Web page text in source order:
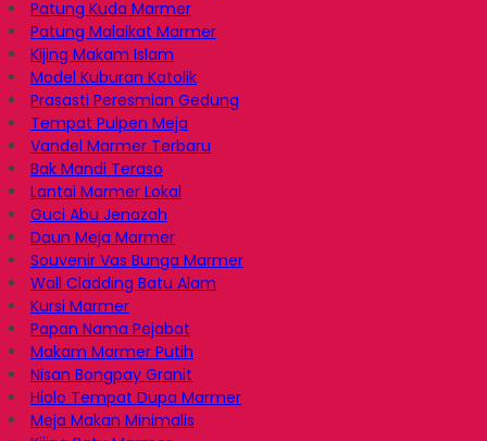
Patung Kuda Marmer
Patung Malaikat Marmer
Kijing Makam Islam
Model Kuburan Katolik
Prasasti Peresmian Gedung
Tempat Pulpen Meja
Vandel Marmer Terbaru
Bak Mandi Teraso
Lantai Marmer Lokal
Guci Abu Jenazah
Daun Meja Marmer
Souvenir Vas Bunga Marmer
Wall Cladding Batu Alam
Kursi Marmer
Papan Nama Pejabat
Makam Marmer Putih
Nisan Bongpay Granit
Hiolo Tempat Dupa Marmer
Meja Makan Minimalis